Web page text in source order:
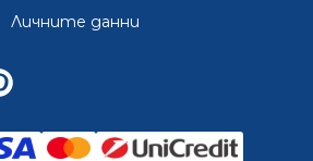
Личните данни